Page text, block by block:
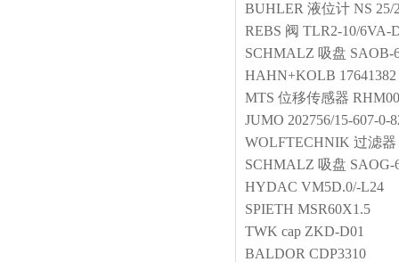
BUHLER 液位计 NS 25/
REBS 阀 TLR2-10/6VA-
SCHMALZ 吸盘 SAOB-
HAHN+KOLB 17641382
MTS 位移传感器
JUMO 202756/15-607-0-
WOLFTECHNIK 过滤器
SCHMALZ 吸盘 SAOG-
HYDAC VM5D.0/-L24
SPIETH MSR60X1.5
TWK cap ZKD-D01
BALDOR CDP3310